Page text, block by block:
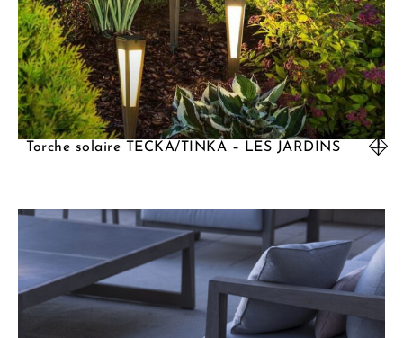
Torche solaire TECKA/TINKA – LES JARDINS